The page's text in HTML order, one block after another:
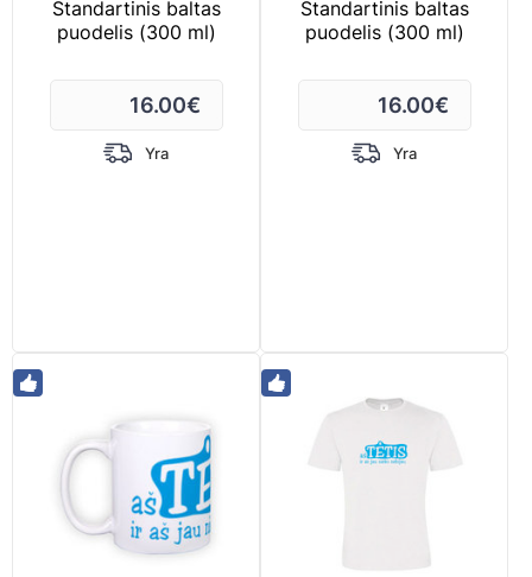
Standartinis baltas
puodelis (300 ml)
16.00€
Yra
Standartinis baltas
puodelis (300 ml)
16.00€
Yra